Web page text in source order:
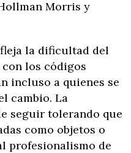
Morris y
la dificultad del
los códigos
incluso a quienes se
cambio. La
seguir tolerando que
como objetos o
profesionalismo de